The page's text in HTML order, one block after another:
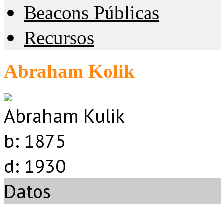
Beacons Públicas
Recursos
Abraham Kolik
Abraham Kulik
b: 1875
d: 1930
Datos